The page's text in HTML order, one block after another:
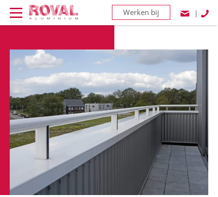
Werken bij |